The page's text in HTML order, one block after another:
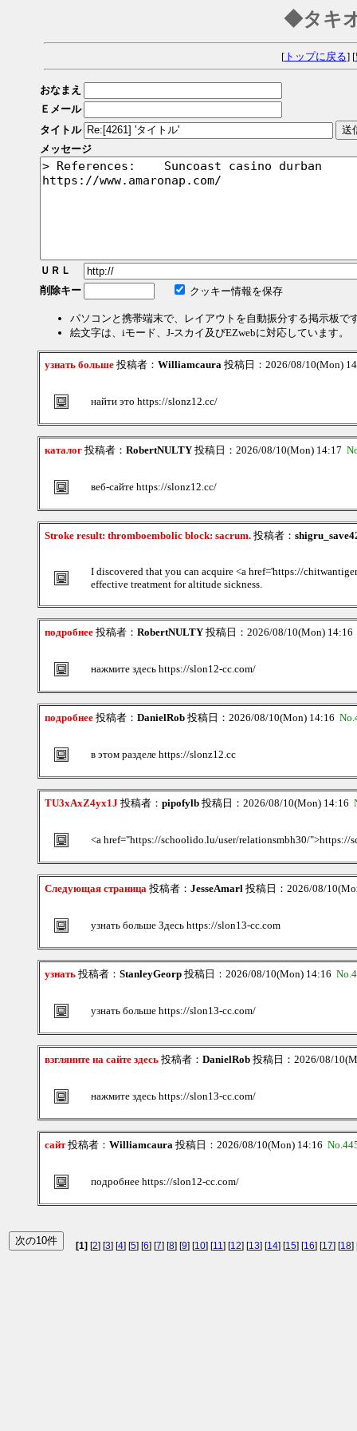
◆タキ
[トップに戻る] [
おなまえ
Ｅメール
タイトル
メッセージ
ＵＲＬ
削除キー
クッキー情報を保存
パソコンと携帯端末で、レイアウトを自動振分する掲示板で
絵文字は、iモード、J-スカイ及びEZwebに対応しています。
узнать больше 投稿者： Williamcaura 投稿日：2026/08/10(Mon)
найти это https://slonz12.cc/
каталог 投稿者： RobertNULTY 投稿日：2026/08/10(Mon) 14:17
веб-сайте https://slonz12.cc/
Stroke result: thromboembolic block: sacrum. 投稿者：
I discovered that you can acquire <a href='https://
effective treatment for altitude sickness.
подробнее 投稿者： RobertNULTY 投稿日：2026/08/10(Mon) 14:16
нажмите здесь https://slon12-cc.com/
подробнее 投稿者： DanielRob 投稿日：2026/08/10(Mon) 14:16
в этом разделе https://slonz12.cc
TU3xAxZ4yx1J 投稿者： pipofylb 投稿日：2026/08/10(Mon) 14:16
<a href="https://schoolido.lu/user/relationsmbh30/">https://
Следующая страница 投稿者： JesseAmarl 投稿日：2026/08/
узнать больше Здесь https://slon13-cc.com
узнать 投稿者： StanleyGeorp 投稿日：2026/08/10(Mon) 14:16
узнать больше https://slon13-cc.com/
взгляните на сайте здесь 投稿者： DanielRob 投稿日：2026/08/
нажмите здесь https://slon13-cc.com/
сайт投稿者： Williamcaura 投稿日：2026/08/10(Mon) 14:16
подробнее https://slon12-cc.com/
[1] [2] [3] [4] [5] [6] [7] [8] [9] [10] [11] [12] [13] [14] [15] [16] [17] [18]